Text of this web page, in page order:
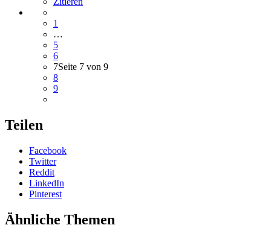
1
…
5
6
7Seite 7 von 9
8
9
Teilen
Facebook
Twitter
Reddit
LinkedIn
Pinterest
Ähnliche Themen